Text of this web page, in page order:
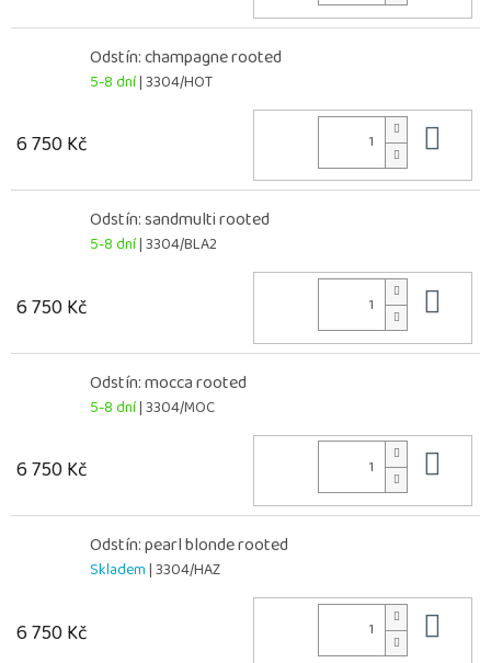
Odstín: champagne rooted
5-8 dní| 3304/HOT
6 750 Kč
Odstín: sandmulti rooted
5-8 dní| 3304/BLA2
6 750 Kč
Odstín: mocca rooted
5-8 dní| 3304/MOC
6 750 Kč
Odstín: pearl blonde rooted
Skladem| 3304/HAZ
6 750 Kč